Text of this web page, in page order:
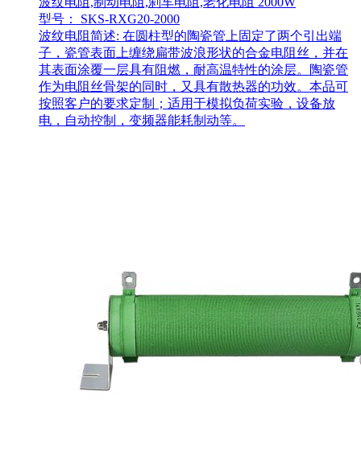
型号： SKS-RXG20-2000
波纹电阻简述: 在圆柱型的陶瓷管上固定了两个引出端
子，瓷管表面上缠绕扁带波浪形状的合金电阻丝，并在
其表面涂覆一层具有阻燃，耐高温特性的涂层。陶瓷管
作为电阻丝骨架的同时，又具有散热器的功效。本品可
按照客户的要求定制；适用于模拟负荷实验，设备放
电，自动控制，变频器能耗制动等。